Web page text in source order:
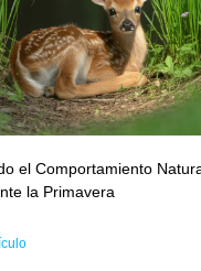
el Comportamiento
la Primavera